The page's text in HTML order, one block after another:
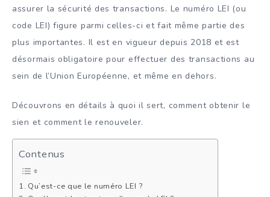
assurer la sécurité des transactions. Le numéro LEI (ou
code LEI) figure parmi celles-ci et fait même partie des
plus importantes. Il est en vigueur depuis 2018 et est
désormais obligatoire pour effectuer des transactions au
sein de l’Union Européenne, et même en dehors.
Découvrons en détails à quoi il sert, comment obtenir le
sien et comment le renouveler.
Contenus
Qu’est-ce que le numéro LEI ?